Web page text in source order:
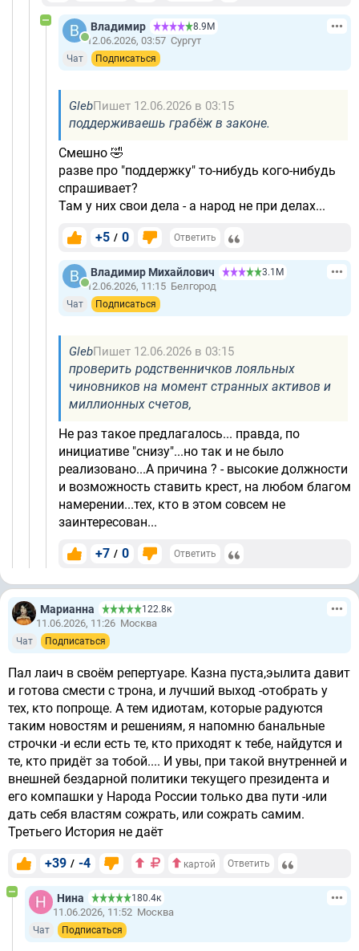
Владимир 8.9М
12.06.2026, 03:57 Сургут
Чат Подписаться
GlebПишет 12.06.2026 в 03:15
поддерживаешь грабёж в законе.
Смешно 🤣
разве про "поддержку" то-нибудь кого-нибудь
спрашивает?
Там у них свои дела - а народ не при делах...
+5 / 0 Ответить
Владимир Михайлович 3.1М
12.06.2026, 11:15 Белгород
Чат Подписаться
GlebПишет 12.06.2026 в 03:15
проверить родственничков лояльных
чиновников на момент странных активов и
миллионных счетов,
Не раз такое предлагалось... правда, по
инициативе "снизу"...но так и не было
реализовано...А причина ? - высокие должности
и возможность ставить крест, на любом благом
намерении...тех, кто в этом совсем не
заинтересован...
+7 / 0 Ответить
Марианна 122.8к
11.06.2026, 11:26 Москва
Чат Подписаться
Пал лаич в своём репертуаре. Казна пуста,эылита давит
и готова смести с трона, и лучший выход -отобрать у
тех, кто попроще. А тем идиотам, которые радуются
таким новостям и решениям, я напомню банальные
строчки -и если есть те, кто приходят к тебе, найдутся и
те, кто придёт за тобой.... И увы, при такой внутренней и
внешней бездарной политики текущего президента и
его компашки у Народа России только два пути -или
дать себя властям сожрать, или сожрать самим.
Третьего История не даёт
+39 / -4 картой Ответить
Нина 180.4к
11.06.2026, 11:52 Москва
Чат Подписаться